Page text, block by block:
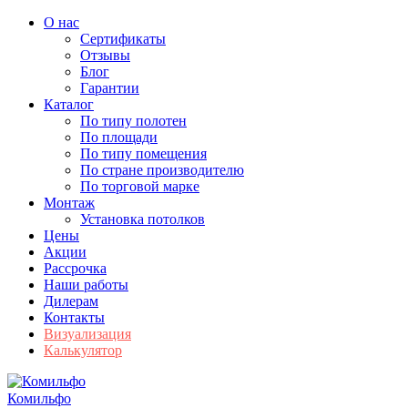
О нас
Сертификаты
Отзывы
Блог
Гарантии
Каталог
По типу полотен
По площади
По типу помещения
По стране производителю
По торговой марке
Монтаж
Установка потолков
Цены
Акции
Рассрочка
Наши работы
Дилерам
Контакты
Визуализация
Калькулятор
Комильфо